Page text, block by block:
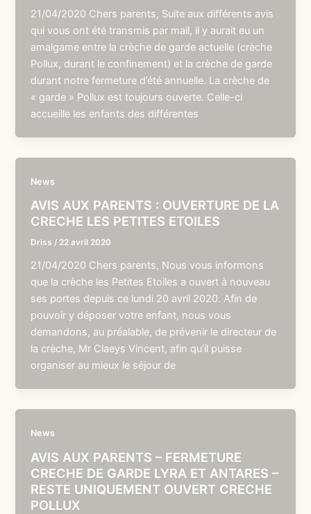
21/04/2020 Chers parents, Suite aux différents avis
qui vous ont été transmis par mail, il y aurait eu un
amalgame entre la crèche de garde actuelle (crèche
Pollux, durant le confinement) et la crèche de garde
durant notre fermeture d’été annuelle. La crèche de
« garde » Pollux est toujours ouverte. Celle-ci
accueille les enfants des différentes
News
AVIS AUX PARENTS : OUVERTURE DE LA
CRECHE LES PETITES ETOILES
Driss / 22 avril 2020
21/04/2020 Chers parents, Nous vous informons
que la crèche les Petites Etoiles a ouvert à nouveau
ses portes depuis ce lundi 20 avril 2020. Afin de
pouvoir y déposer votre enfant, nous vous
demandons, au préalable, de prévenir le directeur de
la crèche, Mr Claeys Vincent, afin qu’il puisse
organiser au mieux le séjour de
News
AVIS AUX PARENTS – FERMETURE
CRECHE DE GARDE LYRA ET ANTARES –
RESTE UNIQUEMENT OUVERT CRECHE
POLLUX